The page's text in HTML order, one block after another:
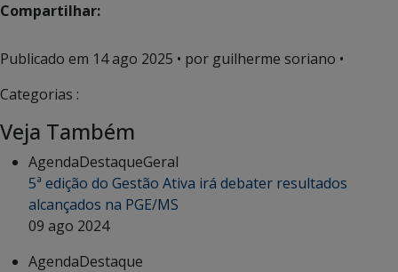
Compartilhar:
Publicado em 14 ago 2025 • por guilherme soriano •
Categorias :
Veja Também
AgendaDestaqueGeral
5ª edição do Gestão Ativa irá debater resultados
alcançados na PGE/MS
09 ago 2024
AgendaDestaque